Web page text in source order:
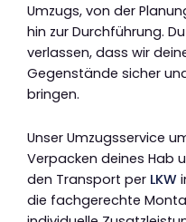
Umzugs, von der
hin zur Durchführung.
verlassen, dass wir
Gegenstände sicher
bringen.
Unser Umzugsservice
Verpacken deines Hab
den Transport per LKW
die fachgerechte